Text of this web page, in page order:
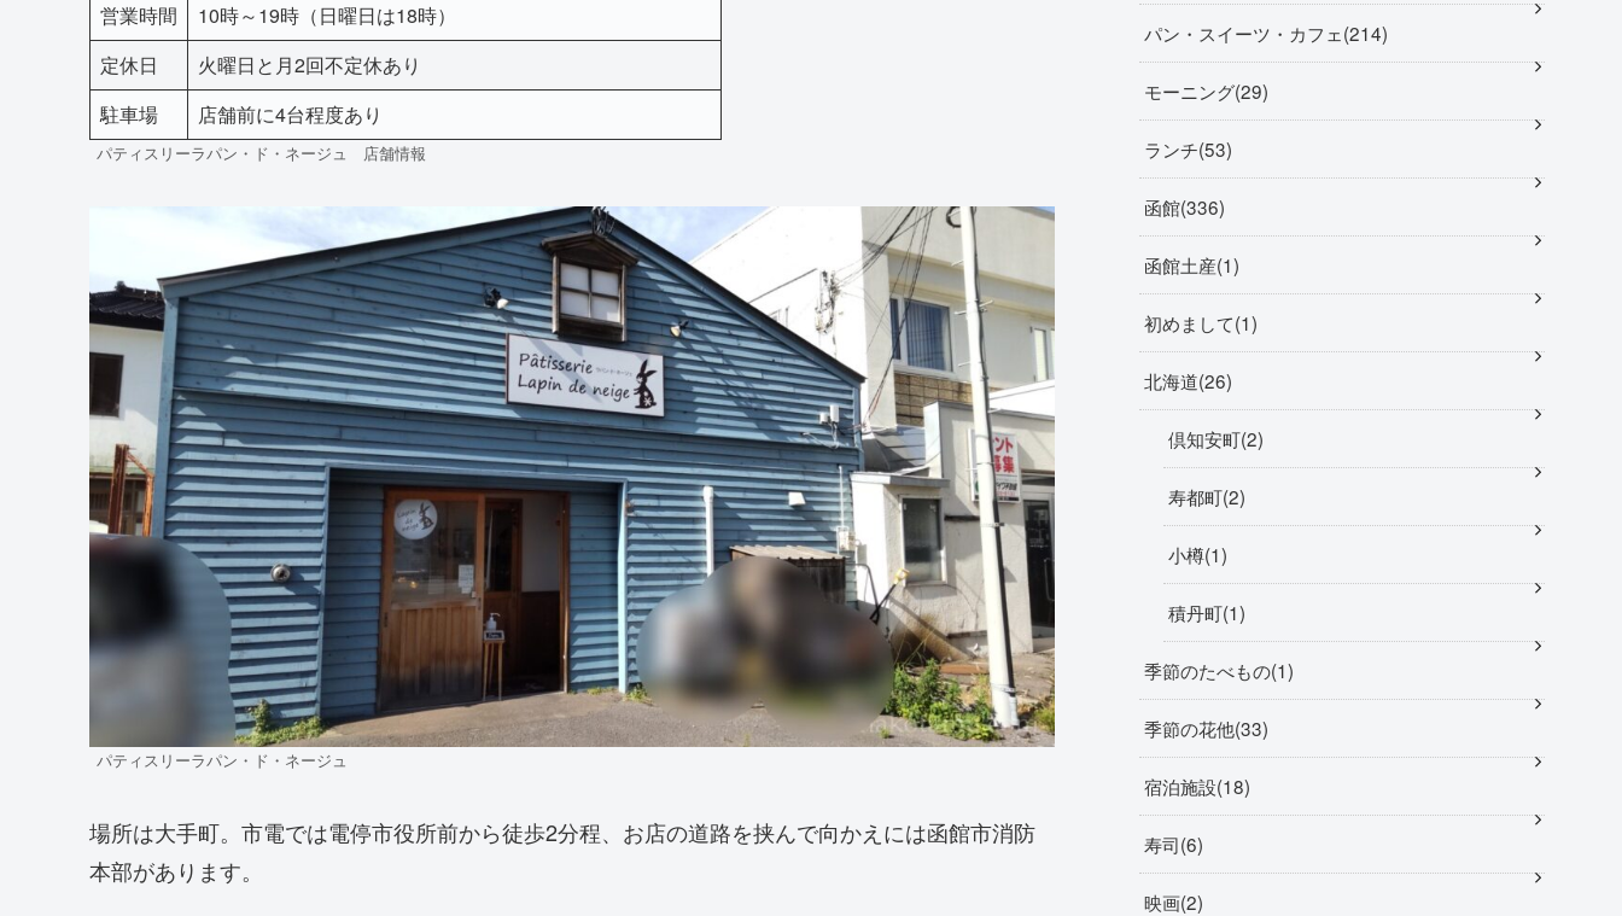
営業時間
10時～19時（日曜日は18時）
定休日
火曜日と月2回不定休あり
駐車場
店舗前に4台程度あり
パティスリーラパン・ド・ネージュ 店舗情報
パティスリーラパン・ド・ネージュ
場所は大手町。市電では電停市役所前から徒歩2分程、お店の道路を挟んで向かえには函館市消防
本部があります。
パン・スイーツ・カフェ 214
モーニング 29
ランチ 53
函館 336
函館土産 1
初めまして 1
北海道 26
倶知安町 2
寿都町 2
小樽 1
積丹町 1
季節のたべもの 1
季節の花他 33
宿泊施設 18
寿司 6
映画 2